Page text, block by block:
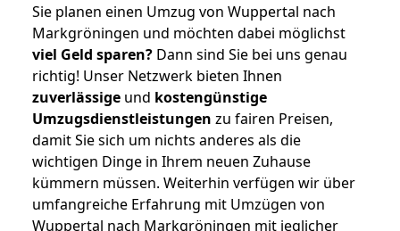
Sie planen einen Umzug von Wuppertal nach
Markgröningen und möchten dabei möglichst
viel Geld sparen? Dann sind Sie bei uns genau
richtig! Unser Netzwerk bieten Ihnen
zuverlässige und kostengünstige
Umzugsdienstleistungen zu fairen Preisen,
damit Sie sich um nichts anderes als die
wichtigen Dinge in Ihrem neuen Zuhause
kümmern müssen. Weiterhin verfügen wir über
umfangreiche Erfahrung mit Umzügen von
Wuppertal nach Markgröningen mit jeglicher